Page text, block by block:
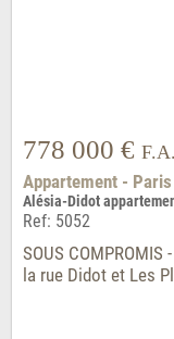
778 000 €
Appartement -
Alésia-Didot
Ref: 5052
SOUS
la rue Didot et Les